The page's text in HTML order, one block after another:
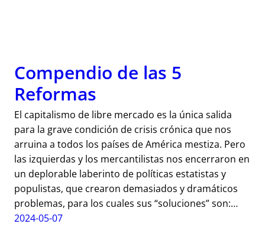
Compendio de las 5
Reformas
El capitalismo de libre mercado es la única salida
para la grave condición de crisis crónica que nos
arruina a todos los países de América mestiza. Pero
las izquierdas y los mercantilistas nos encerraron en
un deplorable laberinto de políticas estatistas y
populistas, que crearon demasiados y dramáticos
problemas, para los cuales sus “soluciones” son:…
2024-05-07